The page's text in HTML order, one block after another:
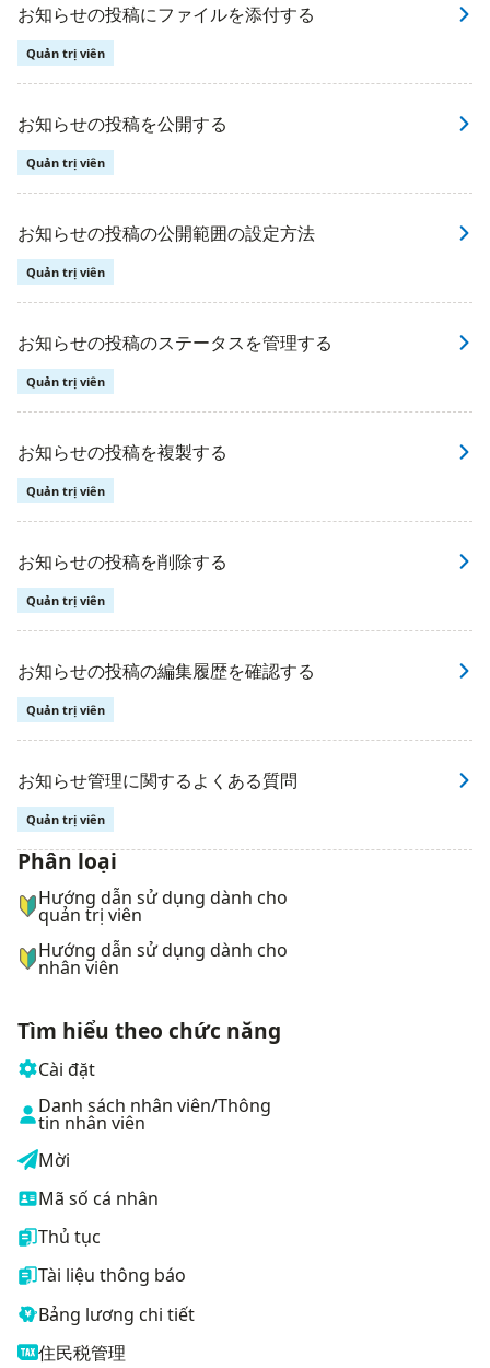
お知らせの投稿にファイルを添付する
Quản trị viên
お知らせの投稿を公開する
Quản trị viên
お知らせの投稿の公開範囲の設定方法
Quản trị viên
お知らせの投稿のステータスを管理する
Quản trị viên
お知らせの投稿を複製する
Quản trị viên
お知らせの投稿を削除する
Quản trị viên
お知らせの投稿の編集履歴を確認する
Quản trị viên
お知らせ管理に関するよくある質問
Quản trị viên
ナビゲーションメニュー
Phân loại
Hướng dẫn sử dụng dành cho
quản trị viên
Hướng dẫn sử dụng dành cho
nhân viên
Tìm hiểu theo chức năng
Cài đặt
Danh sách nhân viên/Thông
tin nhân viên
Mời
Mã số cá nhân
Thủ tục
Tài liệu thông báo
Bảng lương chi tiết
住民税管理